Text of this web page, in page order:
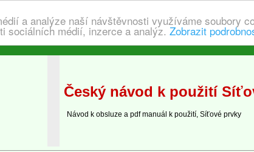
a analýze naší návštěvnosti využíváme soubory
sociálních médií, inzerce a analýz. Zobrazit
Český návod k použití
Návod k obsluze a pdf manuál k použití, Síťové prvky